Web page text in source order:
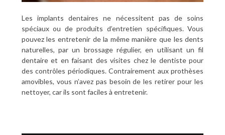
Les implants dentaires ne nécessitent pas de soins
spéciaux ou de produits d’entretien spécifiques. Vous
pouvez les entretenir de la même manière que les dents
naturelles, par un brossage régulier, en utilisant un fil
dentaire et en faisant des visites chez le dentiste pour
des contrôles périodiques. Contrairement aux prothèses
amovibles, vous n’avez pas besoin de les retirer pour les
nettoyer, car ils sont faciles à entretenir.